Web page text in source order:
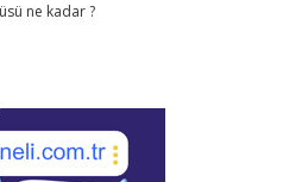
ne kadar ?